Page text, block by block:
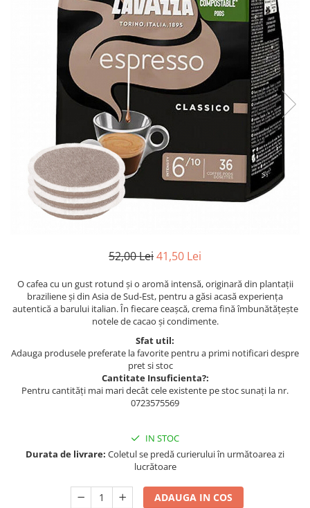
52,00 Lei41,50 Lei
O cafea cu un gust rotund și o aromă intensă, originară din plantații
braziliene și din Asia de Sud-Est, pentru a găsi acasă experiența
autentică a barului italian. În fiecare ceașcă, crema fină îmbunătățește
notele de cacao și condimente.
Sfat util:
Adauga produsele preferate la favorite pentru a primi notificari despre
pret si stoc
Cantitate Insuficienta?:
Pentru cantități mai mari decât cele existente pe stoc sunați la nr.
0723575569
IN STOC
Durata de livrare: Coletul se predă curierului în următoarea zi
lucrătoare
ADAUGA IN COS